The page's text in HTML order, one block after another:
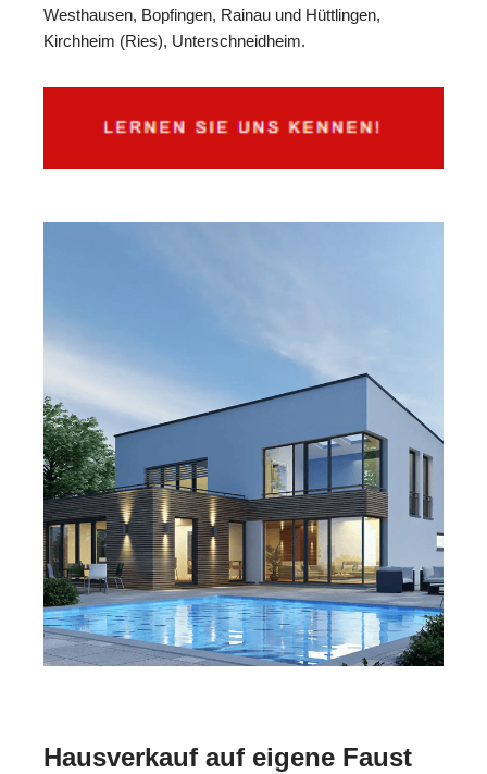
Westhausen, Bopfingen, Rainau und Hüttlingen,
Kirchheim (Ries), Unterschneidheim.
Hausverkauf auf eigene Faust